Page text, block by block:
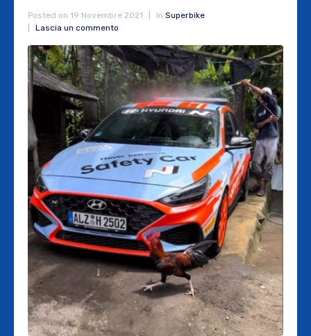
Posted on 19 Novembre 2021 In Superbike
Lascia un commento